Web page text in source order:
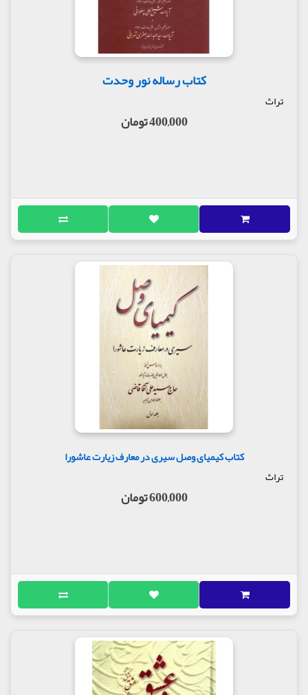
کتاب رساله نور وحدت
تراث
400,000 تومان
کتاب کیمیای وصل سیری در معارف زیارت عاشورا
تراث
600,000 تومان